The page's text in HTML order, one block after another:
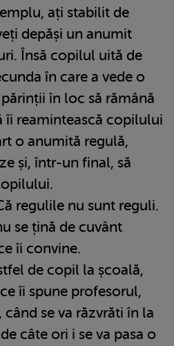
ați stabilit de
depăși un anumit
Însă copilul uită de
în care a vede o
în loc să rămână
îi reamintească copilului
o anumită regulă,
și, într-un final, să
regulile nu sunt reguli.
se țină de cuvânt
îi convine.
de copil la școală,
îi spune profesorul,
când se va răzvrăti în la
câte ori i se va pasa o